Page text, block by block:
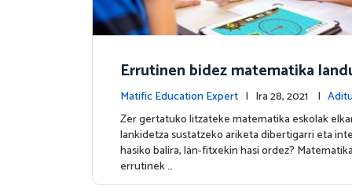
Errutinen bidez matematika
Matific Education Expert | Ira 28, 2021 |
Zer gertatuko litzateke matematika eskolak
lankidetza sustatzeko ariketa dibertigarri eta
hasiko balira, lan-fitxekin hasi ordez?
errutinek …